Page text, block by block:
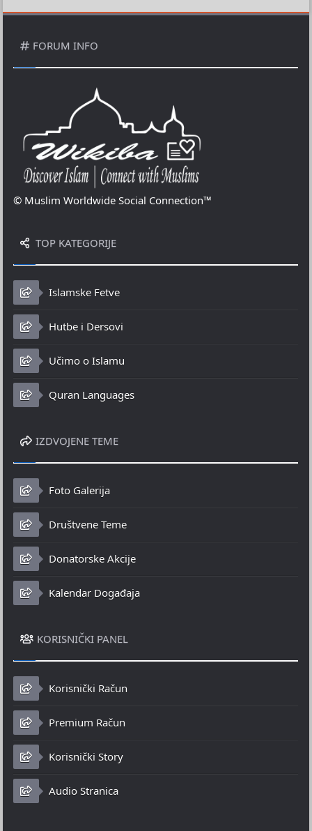
FORUM INFO
© Muslim Worldwide Social Connection™
TOP KATEGORIJE
Islamske Fetve
Hutbe i Dersovi
Učimo o Islamu
Quran Languages
IZDVOJENE TEME
Foto Galerija
Društvene Teme
Donatorske Akcije
Kalendar Događaja
KORISNIČKI PANEL
Korisnički Račun
Premium Račun
Korisnički Story
Audio Stranica